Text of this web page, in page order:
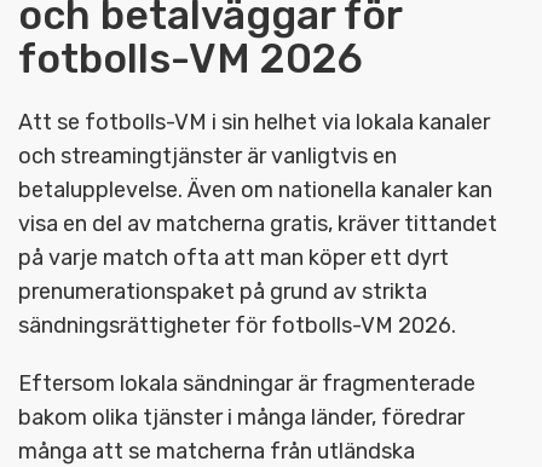
och betalväggar för
fotbolls-VM 2026
Att se fotbolls-VM i sin helhet via lokala kanaler
och streamingtjänster är vanligtvis en
betalupplevelse. Även om nationella kanaler kan
visa en del av matcherna gratis, kräver tittandet
på varje match ofta att man köper ett dyrt
prenumerationspaket på grund av strikta
sändningsrättigheter för fotbolls-VM 2026.
Eftersom lokala sändningar är fragmenterade
bakom olika tjänster i många länder, föredrar
många att se matcherna från utländska